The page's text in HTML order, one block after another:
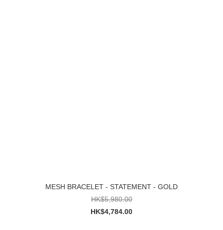
MESH BRACELET - STATEMENT - GOLD
HK$5,980.00
HK$4,784.00